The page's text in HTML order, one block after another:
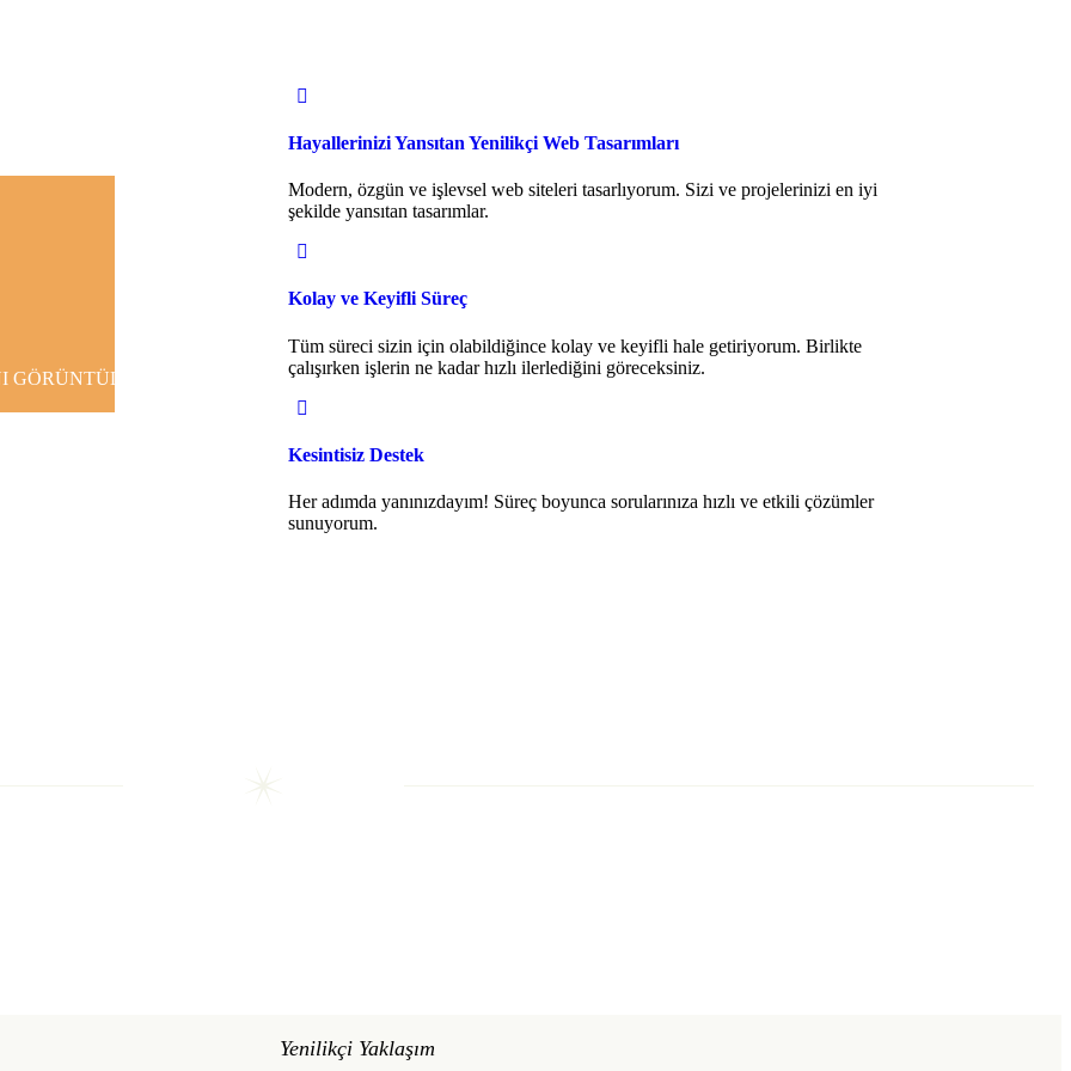
GÖRÜNTÜLE
Hayallerinizi Yansıtan Yenilikçi Web Tasarımları
Modern, özgün ve işlevsel web siteleri tasarlıyorum. Sizi ve projelerinizi en iyi
şekilde yansıtan tasarımlar.
Kolay ve Keyifli Süreç
Tüm süreci sizin için olabildiğince kolay ve keyifli hale getiriyorum. Birlikte
çalışırken işlerin ne kadar hızlı ilerlediğini göreceksiniz.
Kesintisiz Destek
Her adımda yanınızdayım! Süreç boyunca sorularınıza hızlı ve etkili çözümler
sunuyorum.
Yenilikçi Yaklaşım